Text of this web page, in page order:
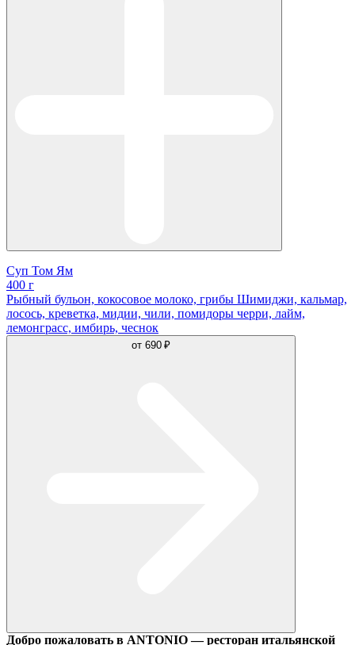
Суп Том Ям
400 г
Рыбный бульон, кокосовое молоко, грибы Шимиджи, кальмар,
лосось, креветка, мидии, чили, помидоры черри, лайм,
лемонграсс, имбирь, чеснок
от 690 ₽
Добро пожаловать в ANTONIO — ресторан итальянской